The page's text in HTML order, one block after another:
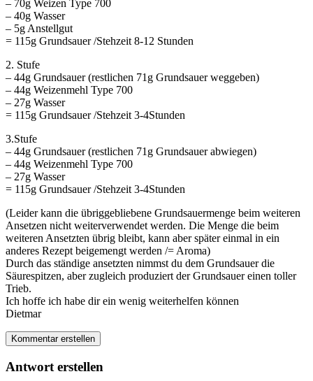
– 70g Weizen Type 700
– 40g Wasser
– 5g Anstellgut
= 115g Grundsauer /Stehzeit 8-12 Stunden
2. Stufe
– 44g Grundsauer (restlichen 71g Grundsauer weggeben)
– 44g Weizenmehl Type 700
– 27g Wasser
= 115g Grundsauer /Stehzeit 3-4Stunden
3.Stufe
– 44g Grundsauer (restlichen 71g Grundsauer abwiegen)
– 44g Weizenmehl Type 700
– 27g Wasser
= 115g Grundsauer /Stehzeit 3-4Stunden
(Leider kann die übriggebliebene Grundsauermenge beim weiteren
Ansetzen nicht weiterverwendet werden. Die Menge die beim
weiteren Ansetzten übrig bleibt, kann aber später einmal in ein
anderes Rezept beigemengt werden /= Aroma)
Durch das ständige ansetzten nimmst du dem Grundsauer die
Säurespitzen, aber zugleich produziert der Grundsauer einen toller
Trieb.
Ich hoffe ich habe dir ein wenig weiterhelfen können
Dietmar
Kommentar erstellen
Antwort erstellen